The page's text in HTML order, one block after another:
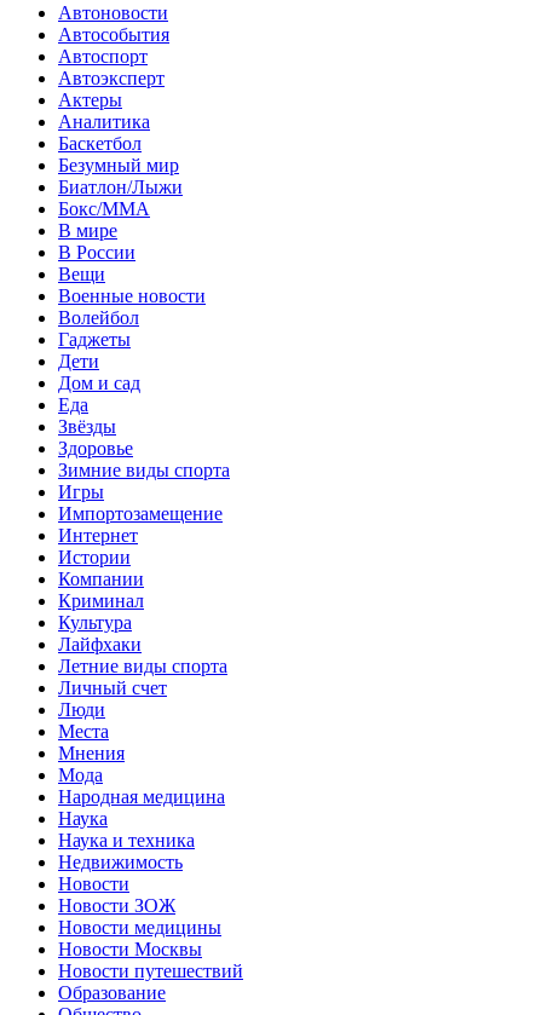
Автоновости
Автособытия
Автоспорт
Автоэксперт
Актеры
Аналитика
Баскетбол
Безумный мир
Биатлон/Лыжи
Бокс/MMA
В мире
В России
Вещи
Военные новости
Волейбол
Гаджеты
Дети
Дом и сад
Еда
Звёзды
Здоровье
Зимние виды спорта
Игры
Импортозамещение
Интернет
Истории
Компании
Криминал
Культура
Лайфхаки
Летние виды спорта
Личный счет
Люди
Места
Мнения
Мода
Народная медицина
Наука
Наука и техника
Недвижимость
Новости
Новости ЗОЖ
Новости медицины
Новости Москвы
Новости путешествий
Образование